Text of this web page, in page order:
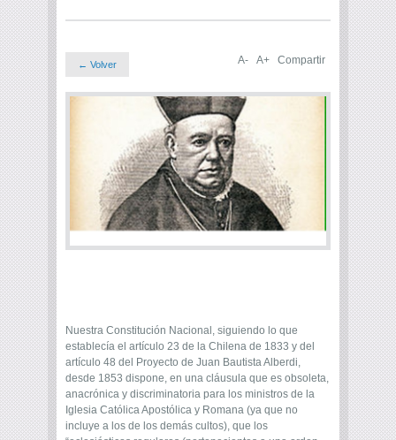
← Volver A- A+ Compartir
Nuestra Constitución Nacional, siguiendo lo que
establecía el artículo 23 de la Chilena de 1833 y del
artículo 48 del Proyecto de Juan Bautista Alberdi,
desde 1853 dispone, en una cláusula que es obsoleta,
anacrónica y discriminatoria para los ministros de la
Iglesia Católica Apostólica y Romana (ya que no
incluye a los de los demás cultos), que los